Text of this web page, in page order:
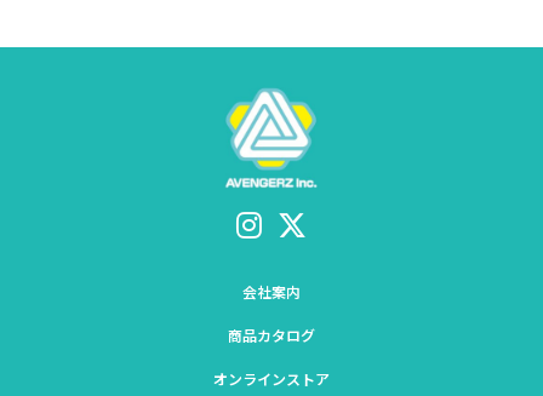
会社案内
商品カタログ
オンラインストア